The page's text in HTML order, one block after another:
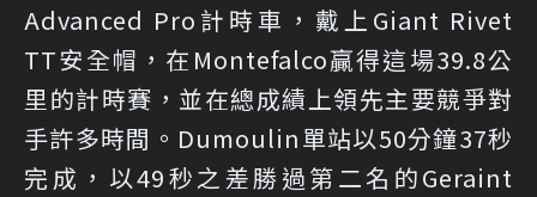
Advanced Pro計時車，戴上Giant Rivet
TT安全帽，在Montefalco贏得這場39.8公
里的計時賽，並在總成績上領先主要競爭對
手許多時間。Dumoulin單站以50分鐘37秒
完成，以49秒之差勝過第二名的Geraint